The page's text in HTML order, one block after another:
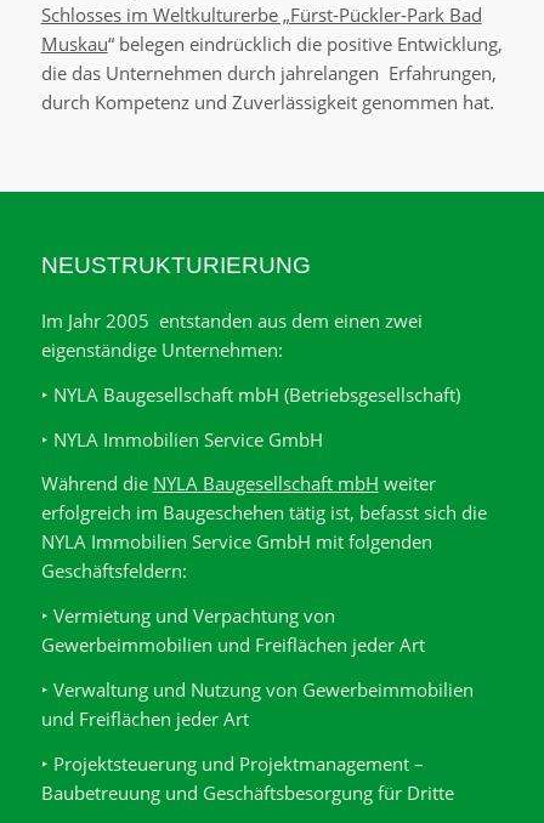
Schlosses im Weltkulturerbe „Fürst-Pückler-Park Bad
Muskau“ belegen eindrücklich die positive Entwicklung,
die das Unternehmen durch jahrelangen Erfahrungen,
durch Kompetenz und Zuverlässigkeit genommen hat.
NEUSTRUKTURIERUNG
Im Jahr 2005 entstanden aus dem einen zwei
eigenständige Unternehmen:
‣ NYLA Baugesellschaft mbH (Betriebsgesellschaft)
‣ NYLA Immobilien Service GmbH
Während die NYLA Baugesellschaft mbH weiter
erfolgreich im Baugeschehen tätig ist, befasst sich die
NYLA Immobilien Service GmbH mit folgenden
Geschäftsfeldern:
‣ Vermietung und Verpachtung von
Gewerbeimmobilien und Freiflächen jeder Art
‣ Verwaltung und Nutzung von Gewerbeimmobilien
und Freiflächen jeder Art
‣ Projektsteuerung und Projektmanagement –
Baubetreuung und Geschäftsbesorgung für Dritte